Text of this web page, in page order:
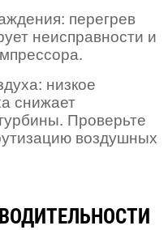
перегрев
неисправности и
низкое
снижает
Проверьте
воздушных